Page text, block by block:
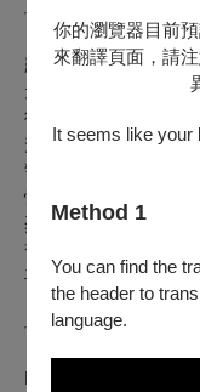
你的瀏覽器目前
來翻譯頁面，請
It seems like your
Method 1
You can find the
the header to
language.
露西是一位鑑識科警
天，一對年輕夫婦帶
復一日的平凡生活讓
升溫之際，露西偶然
警人士，掙扎於人性
情，露西必須做出一
烈泰希內最新力作，
皙雅艾薇、盧米埃影
手戲，展開一段對人
Lucie is a specialized